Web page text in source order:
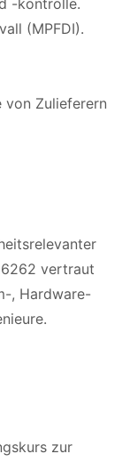
-kontrolle.
(MPFDI).
von Zulieferern
vertraut
, Hardware-
zur